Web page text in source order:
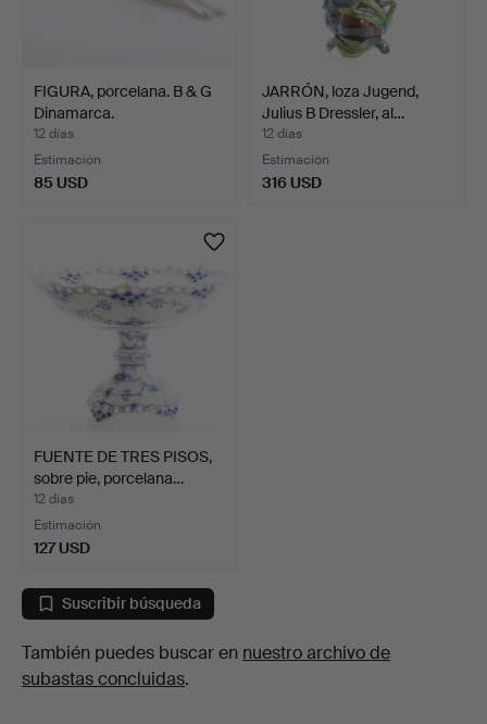
FIGURA, porcelana. B & G
Dinamarca.
12 días
Estimación
85 USD
JARRÓN, loza Jugend,
Julius B Dressler, al…
12 días
Estimación
316 USD
FUENTE DE TRES PISOS,
sobre pie, porcelana…
12 días
Estimación
127 USD
Suscribir búsqueda
También puedes buscar en nuestro archivo de
subastas concluidas.